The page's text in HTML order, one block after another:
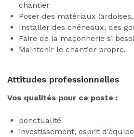
chantier
Poser des matériaux
Installer des chéneaux, des
Faire de la maçonnerie si
Maintenir le chantier propre.
Attitudes professionnelles
Vos qualités pour ce poste :
ponctualité
investissement, esprit